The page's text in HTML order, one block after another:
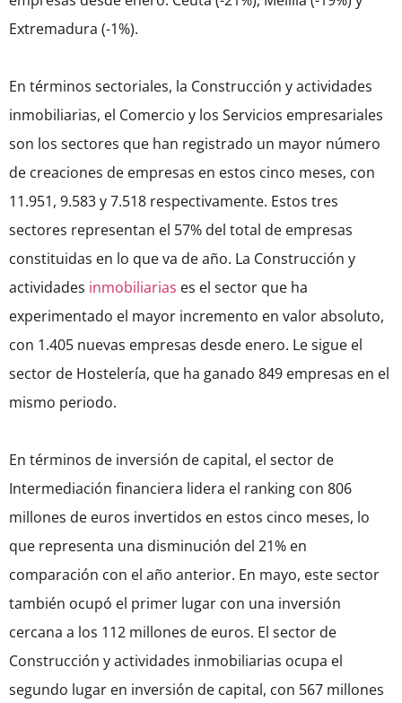
Extremadura (-1%).
En términos sectoriales, la Construcción y actividades
inmobiliarias, el Comercio y los Servicios empresariales
son los sectores que han registrado un mayor número
de creaciones de empresas en estos cinco meses, con
11.951, 9.583 y 7.518 respectivamente. Estos tres
sectores representan el 57% del total de empresas
constituidas en lo que va de año. La Construcción y
actividades inmobiliarias es el sector que ha
experimentado el mayor incremento en valor absoluto,
con 1.405 nuevas empresas desde enero. Le sigue el
sector de Hostelería, que ha ganado 849 empresas en el
mismo periodo.
En términos de inversión de capital, el sector de
Intermediación financiera lidera el ranking con 806
millones de euros invertidos en estos cinco meses, lo
que representa una disminución del 21% en
comparación con el año anterior. En mayo, este sector
también ocupó el primer lugar con una inversión
cercana a los 112 millones de euros. El sector de
Construcción y actividades inmobiliarias ocupa el
segundo lugar en inversión de capital, con 567 millones